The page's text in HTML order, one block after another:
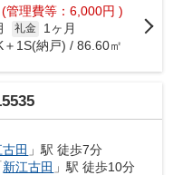
(管理費等：6,000円 )
礼金
1ヶ月
＋1S(納戸) / 86.60㎡
田 」駅 徒歩7分
新江古田 」駅 徒歩10分